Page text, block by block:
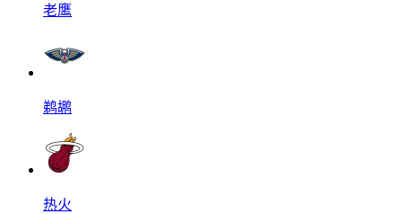
老鹰
鹈鹕
热火